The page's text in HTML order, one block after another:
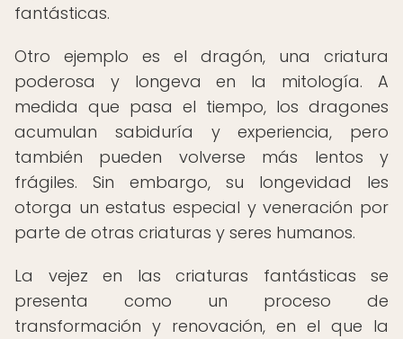
fantásticas.
Otro ejemplo es el dragón, una criatura
poderosa y longeva en la mitología. A
medida que pasa el tiempo, los dragones
acumulan sabiduría y experiencia, pero
también pueden volverse más lentos y
frágiles. Sin embargo, su longevidad les
otorga un estatus especial y veneración por
parte de otras criaturas y seres humanos.
La vejez en las criaturas fantásticas se
presenta como un proceso de
transformación y renovación, en el que la